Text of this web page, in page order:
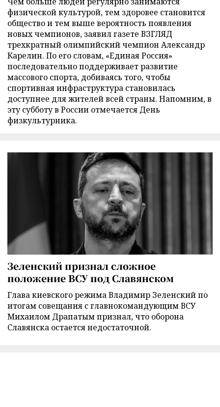
физической культурой, тем здоровее становится
общество и тем выше вероятность появления
новых чемпионов, заявил газете ВЗГЛЯД
трехкратный олимпийский чемпион Александр
Карелин. По его словам, «Единая Россия»
последовательно поддерживает развитие
массового спорта, добиваясь того, чтобы
спортивная инфраструктура становилась
доступнее для жителей всей страны. Напомним, в
эту субботу в России отмечается День
физкультурника.
Зеленский признал сложное
положение ВСУ под Славянском
Глава киевского режима Владимир Зеленский по
итогам совещания с главнокомандующим ВСУ
Михаилом Драпатым признал, что оборона
Славянска остается недостаточной.